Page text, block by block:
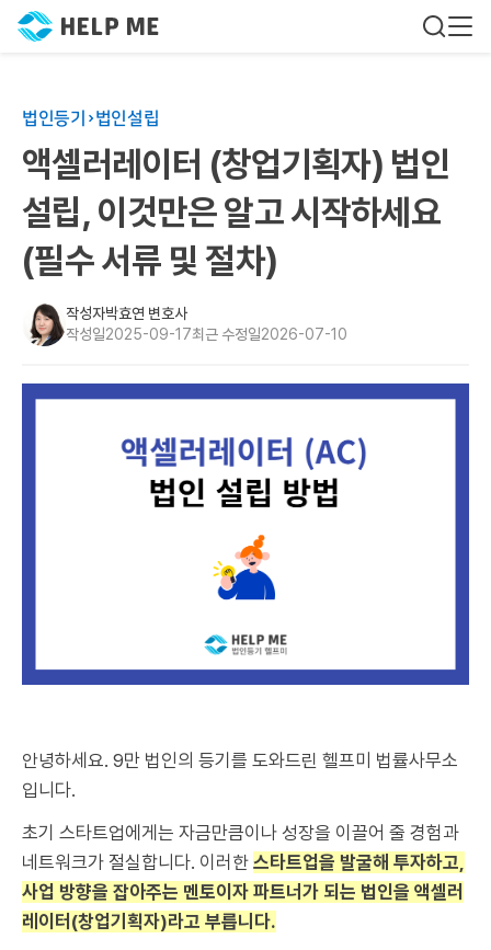
법인등기 법인설립
액셀러레이터 (창업기획자) 법인
설립, 이것만은 알고 시작하세요
(필수 서류 및 절차)
작성자박효연 변호사
작성일2025-09-17최근 수정일2026-07-10
안녕하세요. 9만 법인의 등기를 도와드린 헬프미 법률사무소
입니다.
초기 스타트업에게는 자금만큼이나 성장을 이끌어 줄 경험과
네트워크가 절실합니다. 이러한 스타트업을 발굴해 투자하고,
사업 방향을 잡아주는 멘토이자 파트너가 되는 법인을 액셀러
레이터(창업기획자)라고 부릅니다.